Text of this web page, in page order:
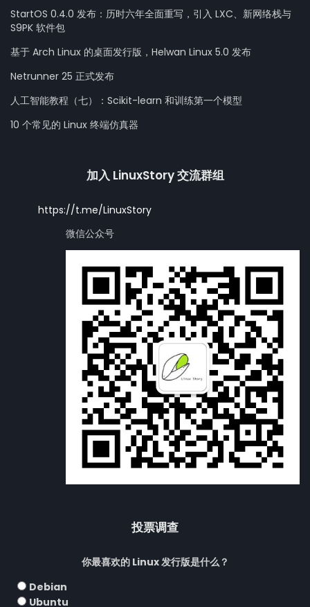
StartOS 0.4.0 发布：历时六年全面重写，引入 LXC、新网络栈与
S9PK 软件包
基于 Arch Linux 的桌面发行版，Helwan Linux 5.0 发布
Netrunner 25 正式发布
人工智能教程（七）：Scikit-learn 和训练第一个模型
10 个常见的 Linux 终端仿真器
加入 LinuxStory 交流群组
https://t.me/LinuxStory
微信公众号
投票调查
你最喜欢的 Linux 发行版是什么？
Debian
Ubuntu